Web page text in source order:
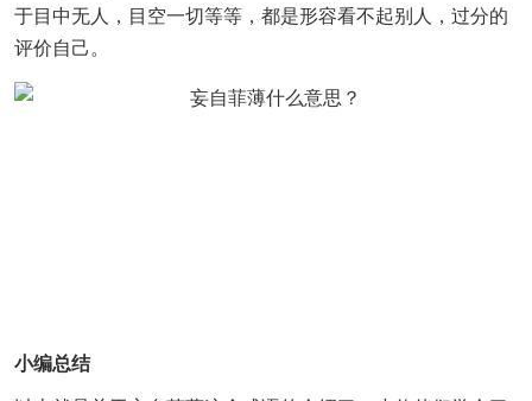
于目中无人，目空一切等等，都是形容看不起别人，过分的
评价自己。
小编总结